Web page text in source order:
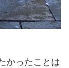
かったことは